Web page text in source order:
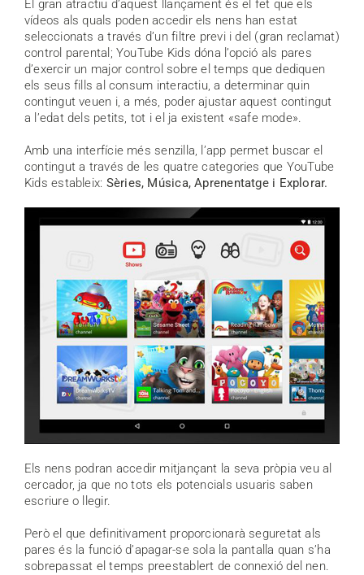
El gran atractiu d’aquest llançament és el fet que els
vídeos als quals poden accedir els nens han estat
seleccionats a través d’un filtre previ i del (gran reclamat)
control parental; YouTube Kids dóna l’opció als pares
d’exercir un major control sobre el temps que dediquen
els seus fills al consum interactiu, a determinar quin
contingut veuen i, a més, poder ajustar aquest contingut
a l’edat dels petits, tot i el ja existent «safe mode».
Amb una interfície més senzilla, l’app permet buscar el
contingut a través de les quatre categories que YouTube
Kids estableix: Sèries, Música, Aprenentatge i Explorar.
Els nens podran accedir mitjançant la seva pròpia veu al
cercador, ja que no tots els potencials usuaris saben
escriure o llegir.
Però el que definitivament proporcionarà seguretat als
pares és la funció d’apagar-se sola la pantalla quan s’ha
sobrepassat el temps preestablert de connexió del nen.